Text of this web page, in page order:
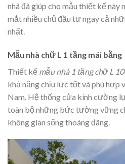
nhã đã giúp cho mẫu thiết kế này
mắt nhiều chủ đầu tư ngay cả
nhất.
Mẫu nhà chữ L 1 tầng mái bằng
Thiết kế mẫu nhà 1 tầng chữ L
khả năng chịu lực tốt và phù
Nam. Hệ thống cửa kính cường
toàn bộ những bức tường vững
không gian sống thoáng đãng.